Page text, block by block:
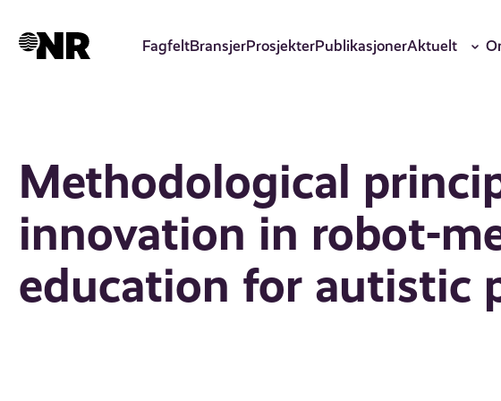
hovedinnhold
FagfeltBransjerProsjekterPublikasjonerAktuelt
Methodological
innovation in robot-
education for autistic